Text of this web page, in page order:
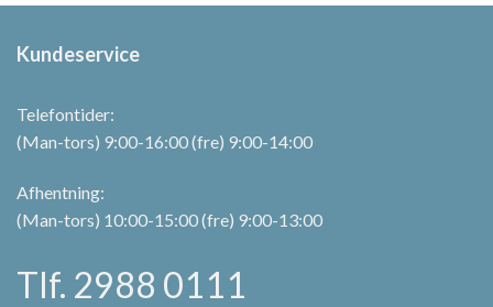
varesiden
Kundeservice
Telefontider:
(Man-tors) 9:00-16:00 (fre) 9:00-14:00
Afhentning:
(Man-tors) 10:00-15:00 (fre) 9:00-13:00
Tlf. 2988 0111